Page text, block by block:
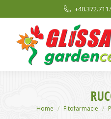
You are here:
Home Fitofarmacie